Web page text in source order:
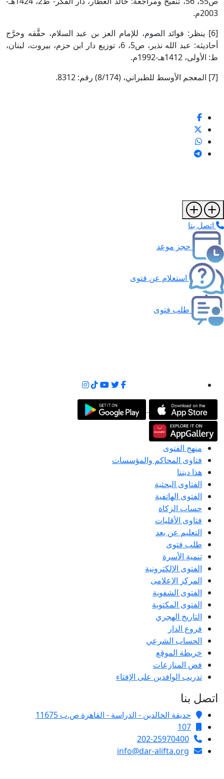
2003م.
[6] ينظر: فوائد الصوم، للإمام العز بن عبد السلام، حقَّقه وخرَّج
أحاديثه: عبد الله نذير، ص5، 6، توزيع دار ابن حزم، بيروت، لبنان،
ط: الأولى، 1412هـ-1992م.
[7] المعجم الأوسط للطبراني، (8/174) رقم: 8312.
اتصل بنا
حجز موعد
استعلام عن فتوى
طلب فتوى
منهج الفتوى
فتاوى المحاكم والمؤسسات
هذا ديننا
الفتاوى البحثية
الفتوى الهاتفية
حساب الزكاة
فتاوى الأقليات
التعليم عن بعد
طلب فتوى
تنمية الأسرة
الفتوى الإلكترونية
المركز الإعلامى
الفتوى الشفوية
الفتوى المكتوبة
التاريخ الهجري
فروع الدار
الحساب الشرعي
خريطة الموقع
فض المنازعات
تدريب الوافدين على الإفتاء
اتصل بنا
حديقة الخالدين - الدراسة - القاهرة ص.ب 11675
107
202-25970400
info@dar-alifta.org